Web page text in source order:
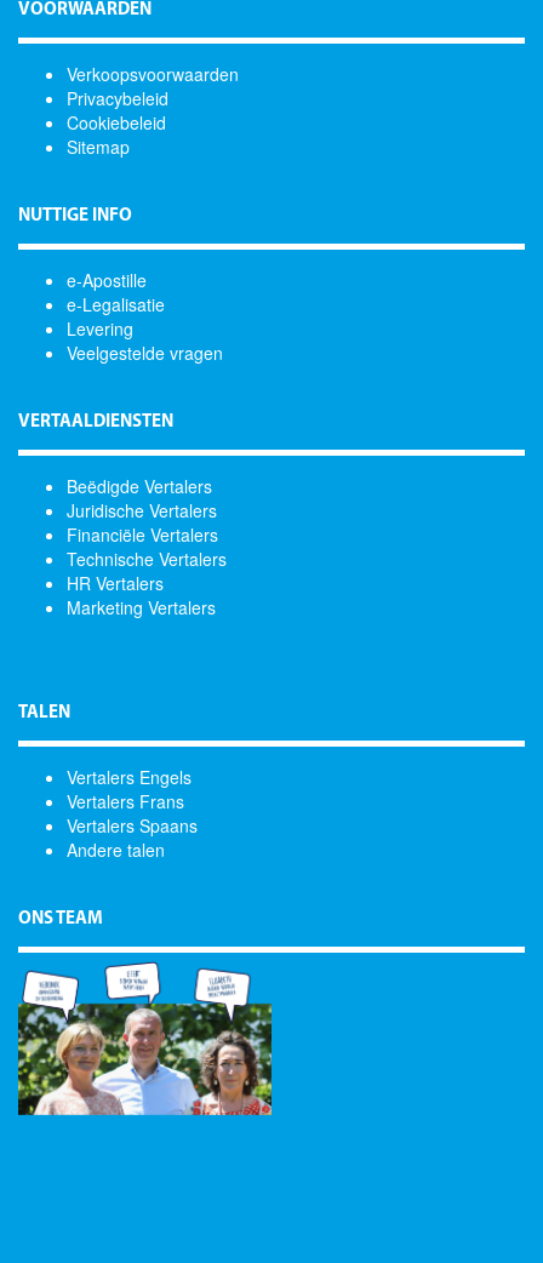
VOORWAARDEN
Verkoopsvoorwaarden
Privacybeleid
Cookiebeleid
Sitemap
NUTTIGE INFO
e-Apostille
e-Legalisatie
Levering
Veelgestelde vragen
VERTAALDIENSTEN
Beëdigde Vertalers
Juridische Vertalers
Financiële Vertalers
Technische Vertalers
HR Vertalers
Marketing Vertalers
TALEN
Vertalers Engels
Vertalers Frans
Vertalers Spaans
Andere talen
ONS TEAM